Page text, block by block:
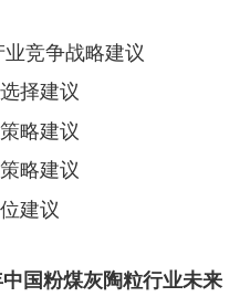
竞争战略建议
择建议
略建议
略建议
建议
国粉煤灰陶粒行业未来